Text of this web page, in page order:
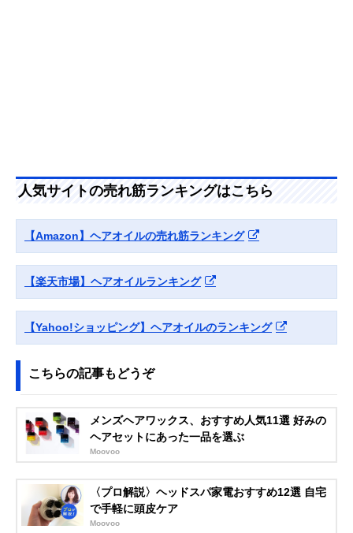
人気サイトの売れ筋ランキングはこちら
【Amazon】ヘアオイルの売れ筋ランキング
【楽天市場】ヘアオイルランキング
【Yahoo!ショッピング】ヘアオイルのランキング
こちらの記事もどうぞ
メンズヘアワックス、おすすめ人気11選 好みの
ヘアセットにあった一品を選ぶ
Moovoo
〈プロ解説〉ヘッドスパ家電おすすめ12選 自宅
で手軽に頭皮ケア
Moovoo